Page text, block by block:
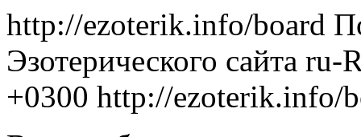
http://ezoterik.info/board
Эзотерического сайта ru-
+0300 http://ezoterik.info/